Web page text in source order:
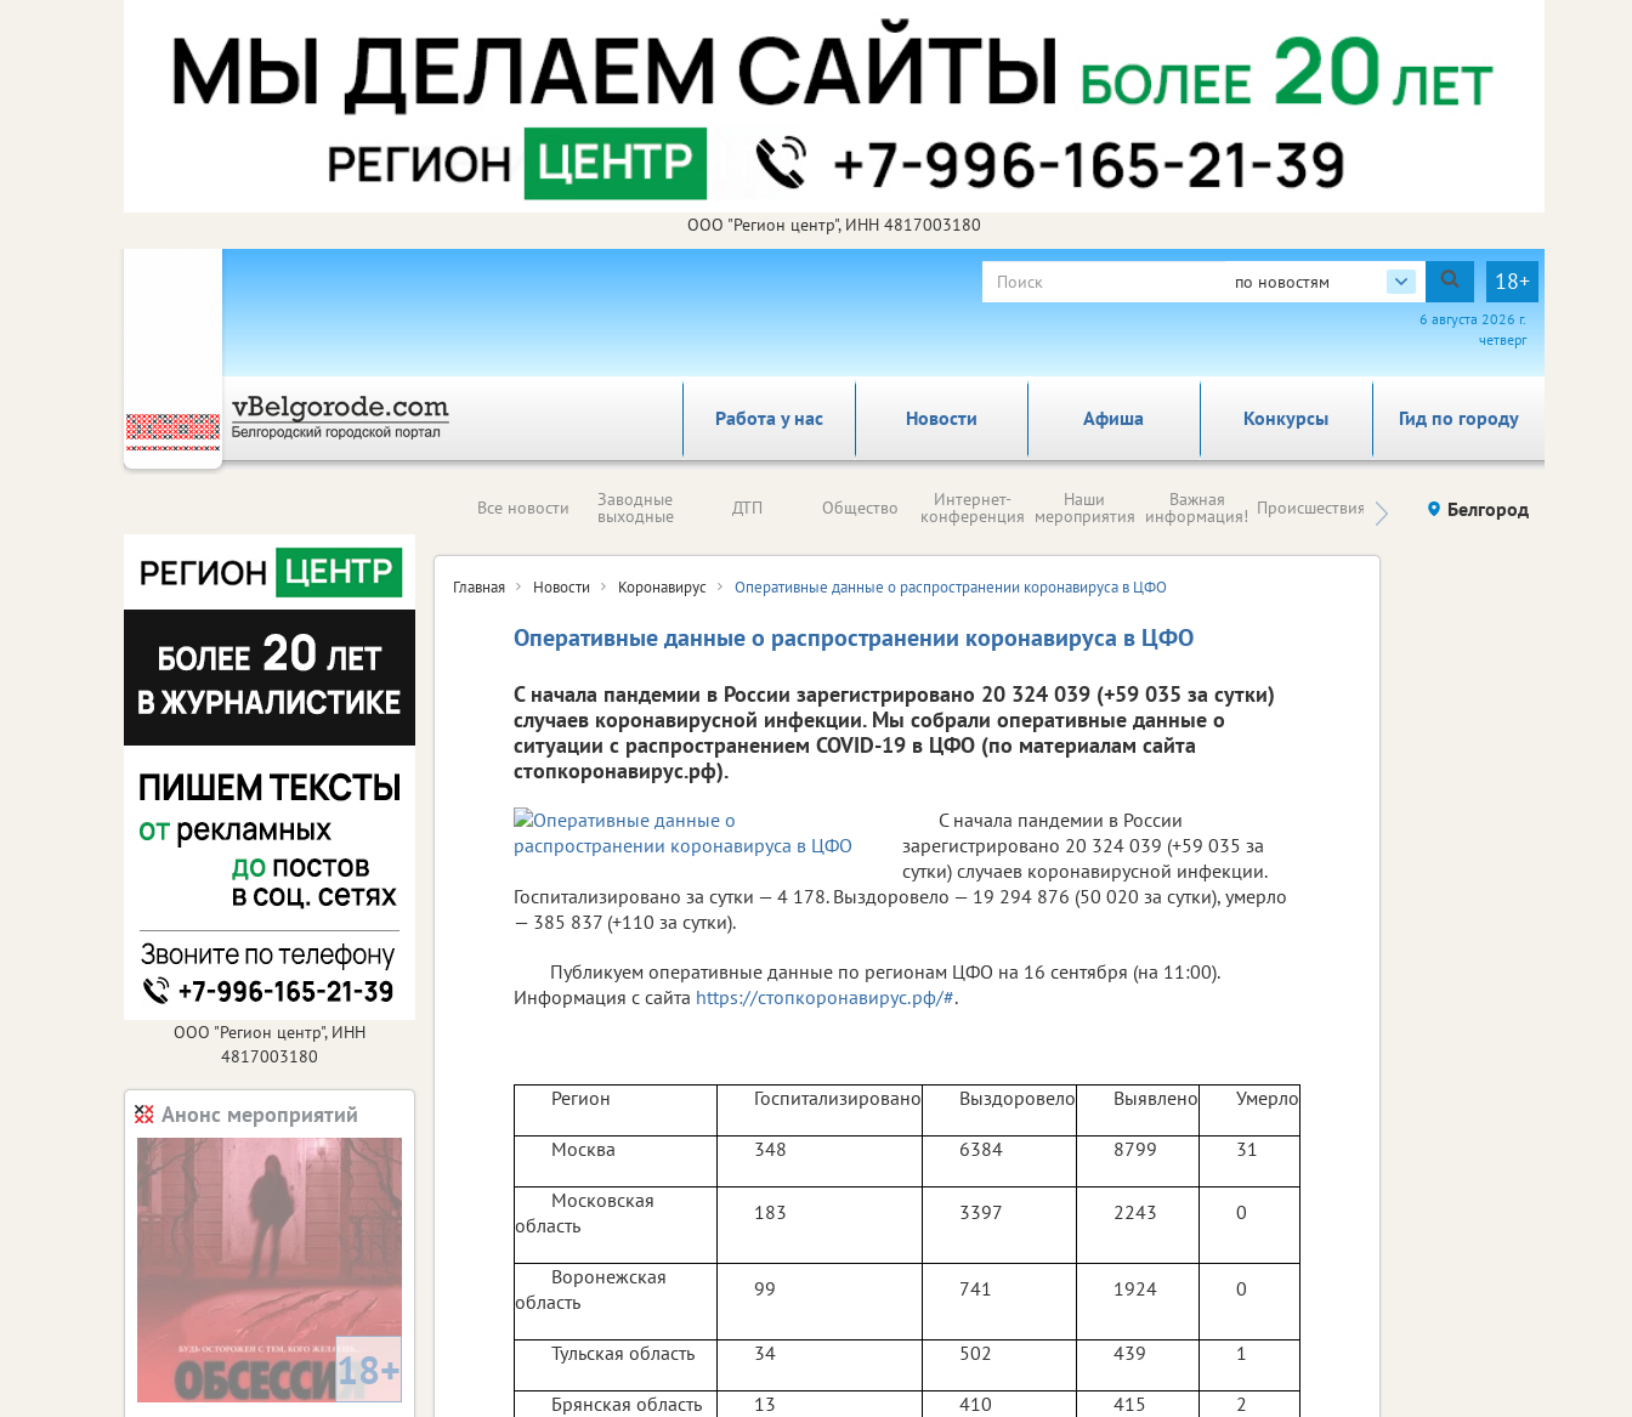
ООО "Регион центр", ИНН 4817003180
по новостям 18+
6 августа 2026 г.
четверг
Работа у нас Новости Афиша Гид по городу
Конкурсы
Все новости Заводные
выходные ДТП Общество Интернет-
конференция
Наши
мероприятия
Важная
информация! Происшествия Здоровье компаний (на
правах
Белгород
Главная Новости Коронавирус Оперативные данные о распространении коронавируса в ЦФО
Оперативные данные о распространении коронавируса в ЦФО
С начала пандемии в России зарегистрировано 20 324 039 (+59 035 за сутки)
случаев коронавирусной инфекции. Мы собрали оперативные данные о
ситуации с распространением COVID-19 в ЦФО (по материалам сайта
стопкоронавирус.рф).
С начала пандемии в России
зарегистрировано 20 324 039 (+59 035 за
сутки) случаев коронавирусной инфекции.
Госпитализировано за сутки — 4 178. Выздоровело — 19 294 876 (50 020 за сутки), умерло
— 385 837 (+110 за сутки).
Публикуем оперативные данные по регионам ЦФО на 16 сентября (на 11:00).
Информация с сайта https://стопкоронавирус.рф/#.
Регион Госпитализировано Выздоровело Выявлено Умерло
Москва 348 6384 8799 31
Московская
область
183 3397 2243 0
Воронежская
область
99 741 1924 0
Тульская область 34 502 439 1
Брянская область 13 410 415 2
ООО "Регион центр", ИНН
4817003180
Анонс мероприятий
18+